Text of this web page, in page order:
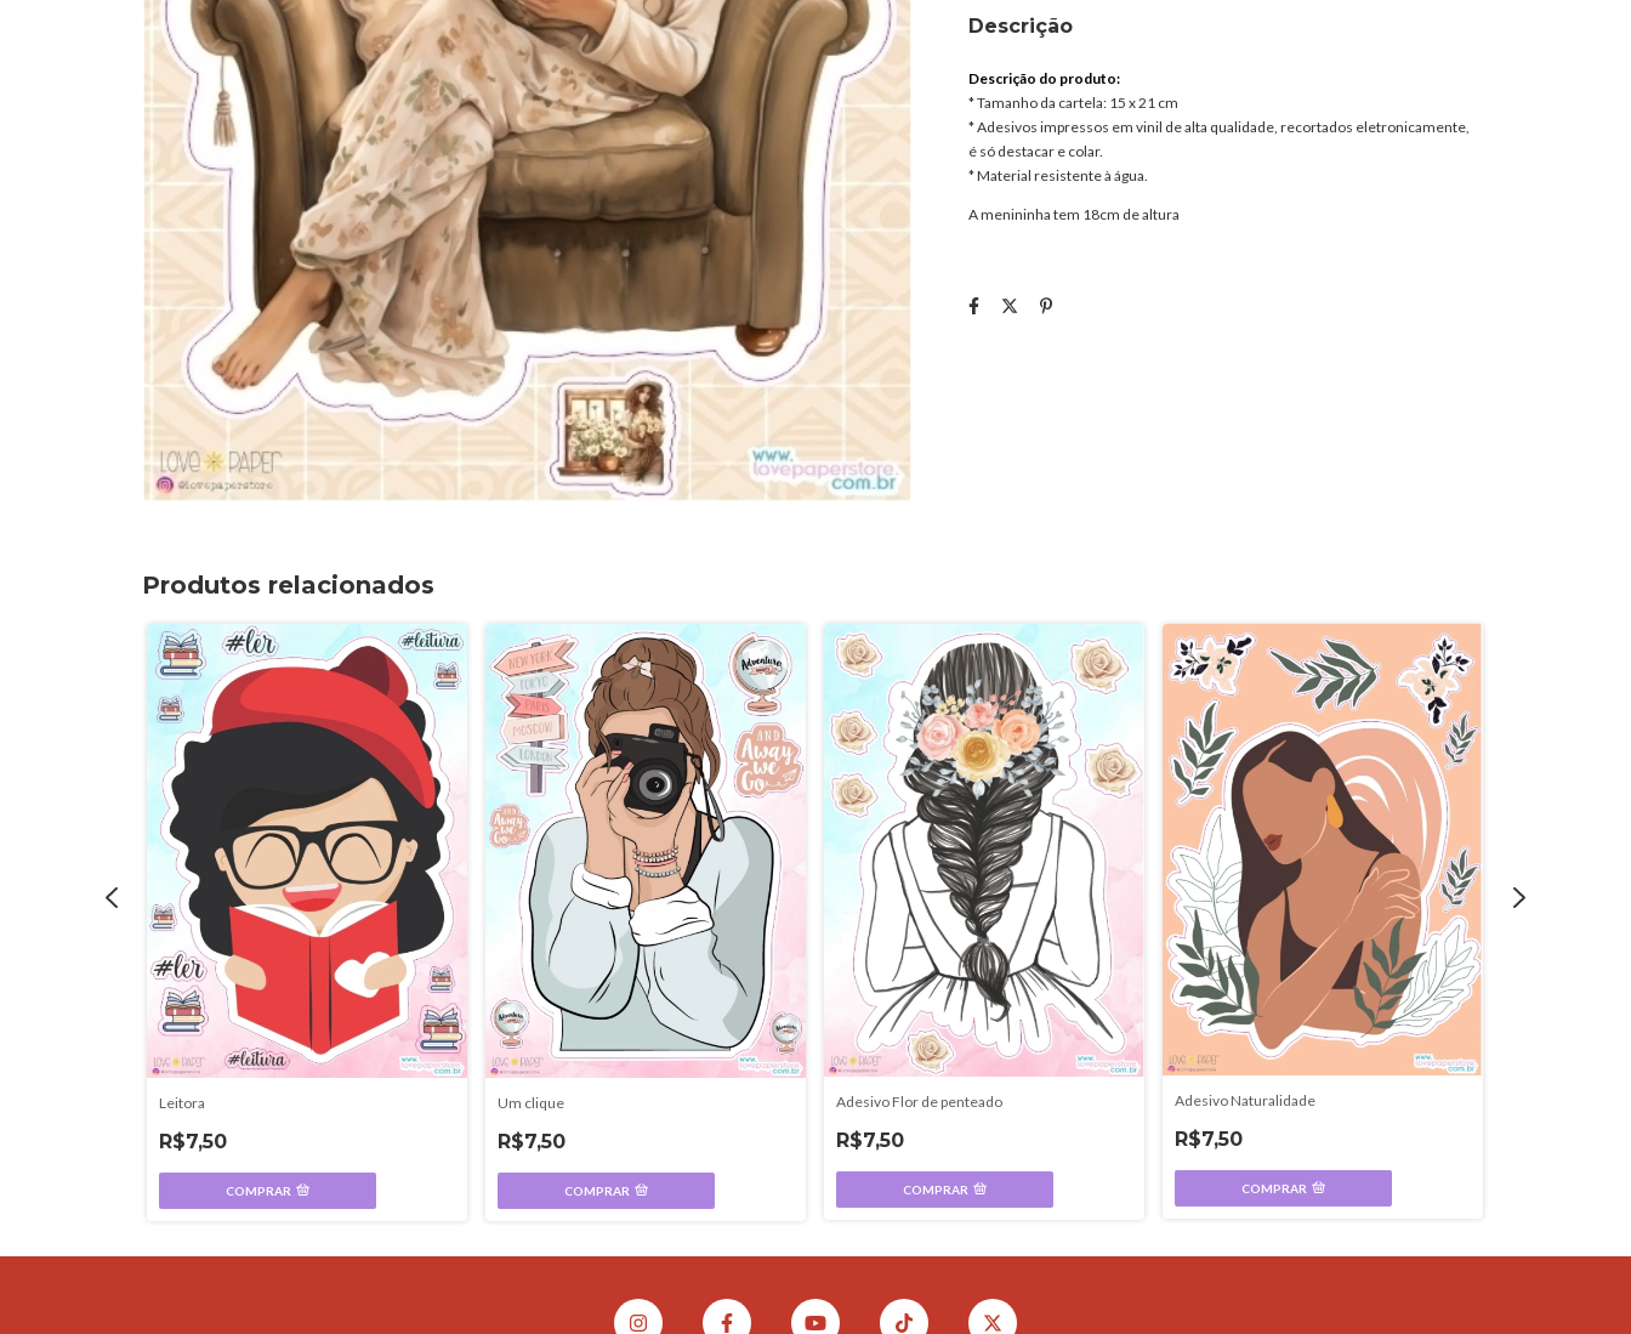
Descrição
Descrição do produto:
* Tamanho da cartela: 15 x 21 cm
* Adesivos impressos em vinil de alta qualidade, recortados eletronicamente,
é só destacar e colar.
* Material resistente à água.
A menininha tem 18cm de altura
Produtos relacionados
Leitora
R$7,50
COMPRAR
Um clique
R$7,50
COMPRAR
Adesivo Flor de penteado
R$7,50
COMPRAR
Adesivo Naturalidade
R$7,50
COMPRAR